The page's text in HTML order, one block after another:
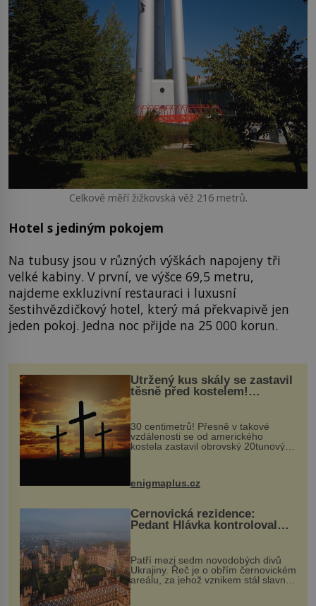
Celkově měří žižkovská věž 216 metrů.
Hotel s jediným pokojem
Na tubusy jsou v různých výškách napojeny tři
velké kabiny. V první, ve výšce 69,5 metru,
najdeme exkluzivní restauraci i luxusní
šestihvězdičkový hotel, který má překvapivě jen
jeden pokoj. Jedna noc přijde na 25 000 korun.
Utržený kus skály se zastavil
těsně před kostelem!
Ochránila ho boží síla?
30 centimetrů! Přesně v takové
vzdálenosti se od amerického
kostela zastavil obrovský 20tunový
...
enigmaplus.cz
Černovická rezidence:
Pedant Hlávka kontroloval
Patří mezi sedm novodobých divů
Ukrajiny. Řeč je o obřím černovickém
areálu, za jehož vznikem stál slavný
český architekt Josef Hlávka. Ten si
na něm dal mimořádně záležet. Jeho